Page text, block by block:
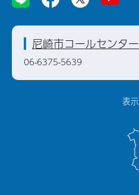
表示
尼崎市コールセンター
06-6375-5639